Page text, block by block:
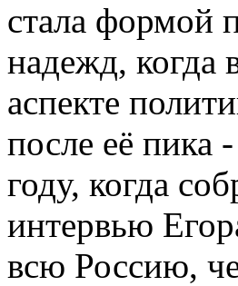
стала формой
надежд, когда
аспекте
после её пика
году, когда
интервью
всю Россию,